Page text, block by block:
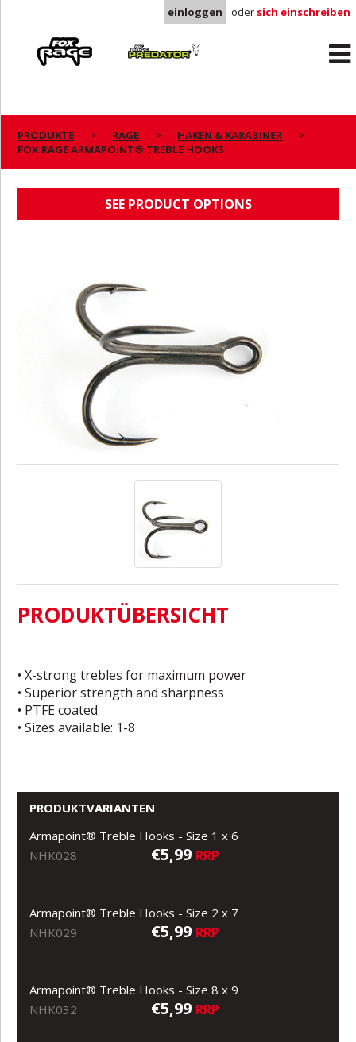
einloggen oder sich einschreiben
Predator
PRODUKTE RAGE
HAKEN & KARABINER
FOX RAGE ARMAPOINT® TREBLE HOOKS
SEE PRODUCT OPTIONS
PRODUKTÜBERSICHT
• X-strong trebles for maximum power
• Superior strength and sharpness
• PTFE coated
• Sizes available: 1-8
PRODUKTVARIANTEN
Armapoint® Treble Hooks - Size 1 x 6
NHK028
€5,99 RRP
Armapoint® Treble Hooks - Size 2 x 7
NHK029
€5,99 RRP
Armapoint® Treble Hooks - Size 8 x 9
NHK032
€5,99 RRP